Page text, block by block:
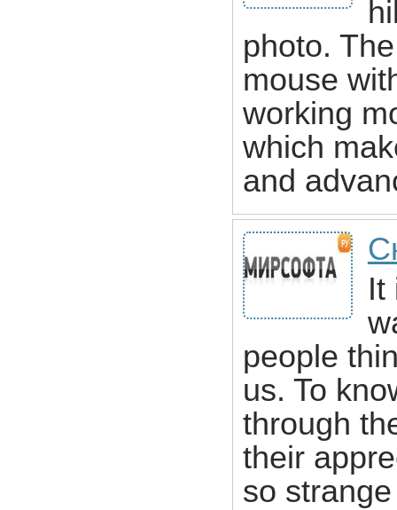
photo.
mouse
working
which
and
It
people
us. To
through
their
so